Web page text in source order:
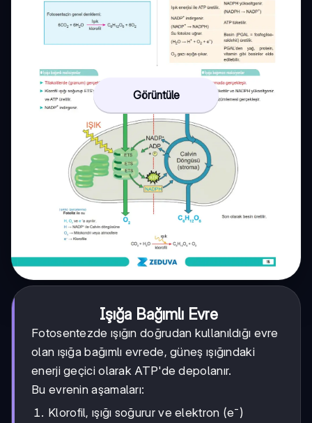
Görüntüle
Işığa Bağımlı Evre
Fotosentezde ışığın doğrudan kullanıldığı evre
olan ışığa bağımlı evrede, güneş ışığındaki
enerji geçici olarak ATP'de depolanır.
Bu evrenin aşamaları:
Klorofil, ışığı soğurur ve elektron (e⁻)